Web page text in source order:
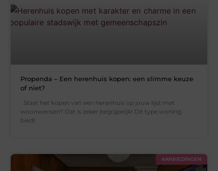
Propenda – Een herenhuis kopen: een slimme keuze
of niet?
Staat het kopen van een herenhuis op jouw lijst met
woonwensen? Dat is zeker begrijpelijk! Dit type woning
biedt
AANBIEDINGEN